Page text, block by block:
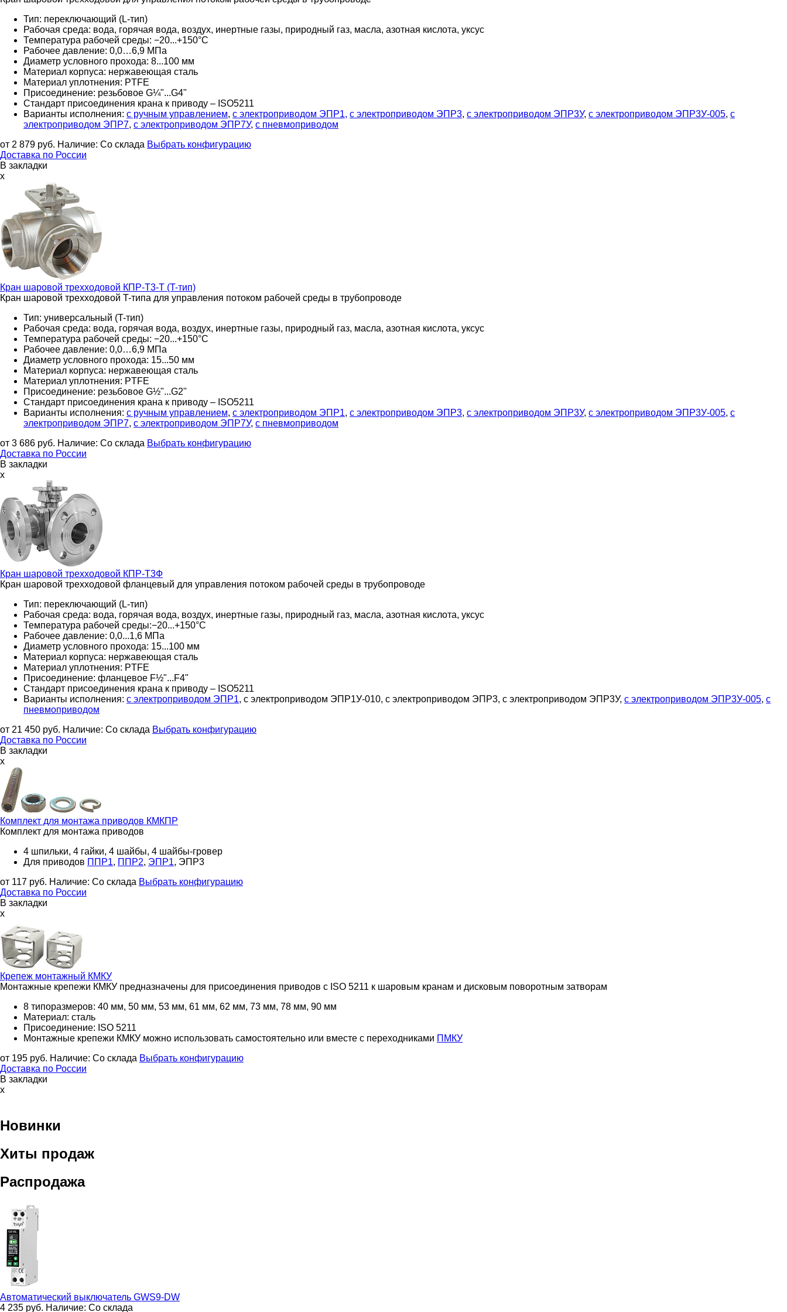
Тип: переключающий (L-тип)
Рабочая среда: вода, горячая вода, воздух, инертные газы, природный газ, масла, азотная кислота, уксус
Температура рабочей среды: −20...+150°С
Рабочее давление: 0,0…6,9 МПа
Диаметр условного прохода: 8...100 мм
Материал корпуса: нержавеющая сталь
Материал уплотнения: PTFE
Присоединение: резьбовое G¼"...G4"
Стандарт присоединения крана к приводу – ISO5211
Варианты исполнения: с ручным управлением, с электроприводом ЭПР1, c электроприводом ЭПР3, c электроприводом ЭПР3У, с электроприводом ЭПР3У-005, с
электроприводом ЭПР7, с электроприводом ЭПР7У, с пневмоприводом
от 2 879 руб. Наличие: Со склада Выбрать конфигурацию
Доставка по России
В закладки
x
Кран шаровой трехходовой КПР-Т3-Т (T-тип)
Кран шаровой трехходовой T-типа для управления потоком рабочей среды в трубопроводе
Тип: универсальный (T-тип)
Рабочая среда: вода, горячая вода, воздух, инертные газы, природный газ, масла, азотная кислота, уксус
Температура рабочей среды: −20...+150°С
Рабочее давление: 0,0…6,9 МПа
Диаметр условного прохода: 15...50 мм
Материал корпуса: нержавеющая сталь
Материал уплотнения: PTFE
Присоединение: резьбовое G½"...G2"
Стандарт присоединения крана к приводу – ISO5211
Варианты исполнения: с ручным управлением, с электроприводом ЭПР1, с электроприводом ЭПР3, с электроприводом ЭПР3У, с электроприводом ЭПР3У-005, с
электроприводом ЭПР7, с электроприводом ЭПР7У, с пневмоприводом
от 3 686 руб. Наличие: Со склада Выбрать конфигурацию
Доставка по России
В закладки
x
Кран шаровой трехходовой КПР-Т3Ф
Кран шаровой трехходовой фланцевый для управления потоком рабочей среды в трубопроводе
Тип: переключающий (L-тип)
Рабочая среда: вода, горячая вода, воздух, инертные газы, природный газ, масла, азотная кислота, уксус
Температура рабочей среды:−20...+150°С
Рабочее давление: 0,0...1,6 МПа
Диаметр условного прохода: 15...100 мм
Материал корпуса: нержавеющая сталь
Материал уплотнения: PTFE
Присоединение: фланцевое F½"...F4"
Стандарт присоединения крана к приводу – ISO5211
Варианты исполнения: с электроприводом ЭПР1, с электроприводом ЭПР1У-010, с электроприводом ЭПР3, с электроприводом ЭПР3У, с электроприводом ЭПР3У-005, с
пневмоприводом
от 21 450 руб. Наличие: Со склада Выбрать конфигурацию
Доставка по России
В закладки
x
Комплект для монтажа приводов КМКПР
Комплект для монтажа приводов
4 шпильки, 4 гайки, 4 шайбы, 4 шайбы-гровер
Для приводов ППР1, ППР2, ЭПР1, ЭПР3
от 117 руб. Наличие: Со склада Выбрать конфигурацию
Доставка по России
В закладки
x
Крепеж монтажный КМКУ
Монтажные крепежи КМКУ предназначены для присоединения приводов с ISO 5211 к шаровым кранам и дисковым поворотным затворам
8 типоразмеров: 40 мм, 50 мм, 53 мм, 61 мм, 62 мм, 73 мм, 78 мм, 90 мм
Материал: сталь
Присоединение: ISO 5211
Монтажные крепежи КМКУ можно использовать самостоятельно или вместе с переходниками ПМКУ
от 195 руб. Наличие: Со склада Выбрать конфигурацию
Доставка по России
В закладки
x
Новинки
Хиты продаж
Распродажа
Автоматический выключатель GWS9-DW
4 235 руб. Наличие: Со склада